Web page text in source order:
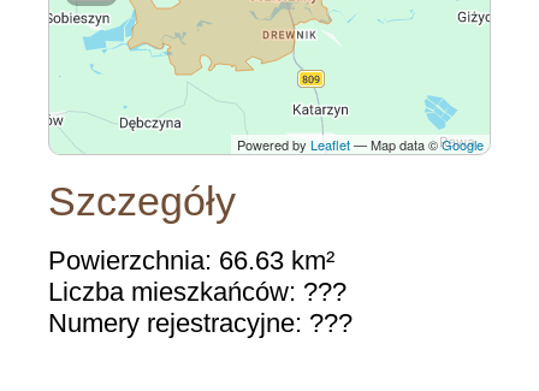
Powered byLeaflet— Map data ©Google
Szczegóły
Powierzchnia: 66.63 km²
Liczba mieszkańców: ???
Numery rejestracyjne: ???